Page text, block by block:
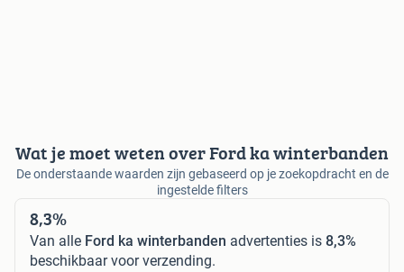
Wat je moet weten over Ford ka winterbanden
De onderstaande waarden zijn gebaseerd op je zoekopdracht en de
ingestelde filters
8,3%
Van alle Ford ka winterbanden advertenties is 8,3%
beschikbaar voor verzending.